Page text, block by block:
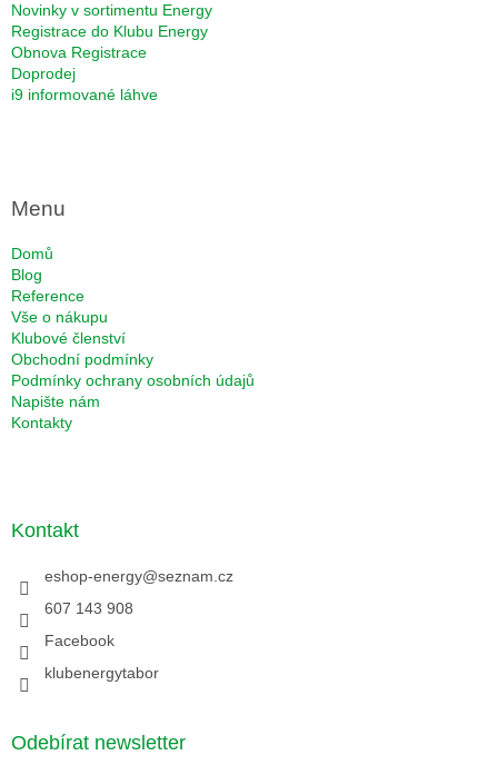
Novinky v sortimentu Energy
Registrace do Klubu Energy
Obnova Registrace
Doprodej
i9 informované láhve
Menu
Domů
Blog
Reference
Vše o nákupu
Klubové členství
Obchodní podmínky
Podmínky ochrany osobních údajů
Napište nám
Kontakty
Kontakt
eshop-energy@seznam.cz
607 143 908
Facebook
klubenergytabor
Odebírat newsletter